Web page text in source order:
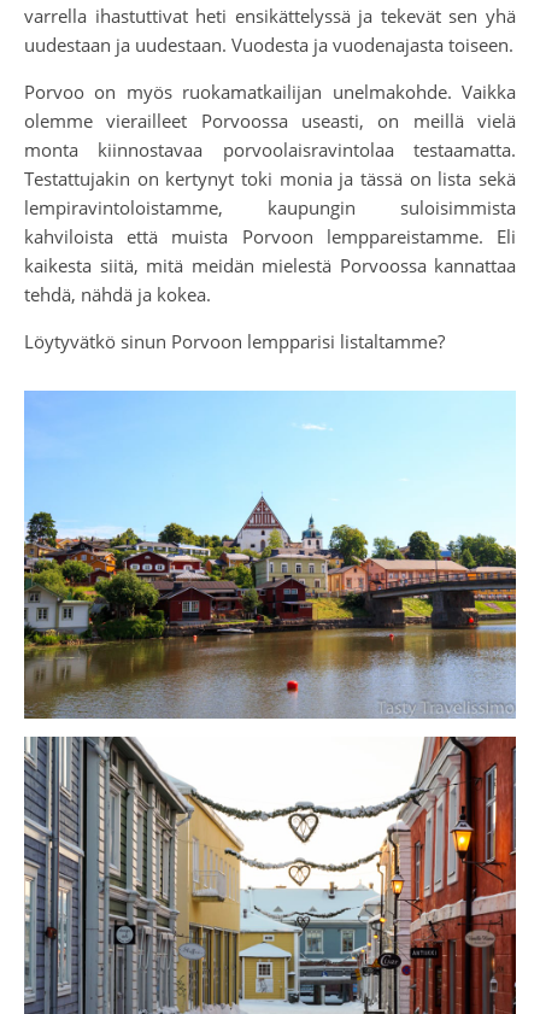
varrella ihastuttivat heti ensikättelyssä ja tekevät sen yhä
uudestaan ja uudestaan. Vuodesta ja vuodenajasta toiseen.
Porvoo on myös ruokamatkailijan unelmakohde. Vaikka
olemme vierailleet Porvoossa useasti, on meillä vielä
monta kiinnostavaa porvoolaisravintolaa testaamatta.
Testattujakin on kertynyt toki monia ja tässä on lista sekä
lempiravintoloistamme, kaupungin suloisimmista
kahviloista että muista Porvoon lemppareistamme. Eli
kaikesta siitä, mitä meidän mielestä Porvoossa kannattaa
tehdä, nähdä ja kokea.
Löytyvätkö sinun Porvoon lempparisi listaltamme?